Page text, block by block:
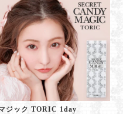
ジック TORIC 1day